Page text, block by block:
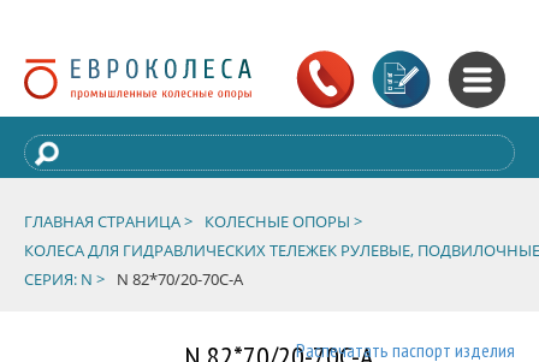
ГЛАВНАЯ СТРАНИЦА >
КОЛЕСНЫЕ ОПОРЫ >
КОЛЕСА ДЛЯ ГИДРАВЛИЧЕСКИХ ТЕЛЕЖЕК РУЛЕВЫЕ,
СЕРИЯ: N >
N 82*70/20-70C-A
Распечатать паспорт изделия